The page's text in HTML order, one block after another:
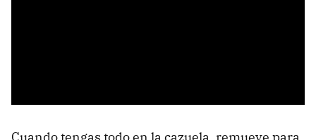
Cuando tengas todo en la cazuela, remueve para